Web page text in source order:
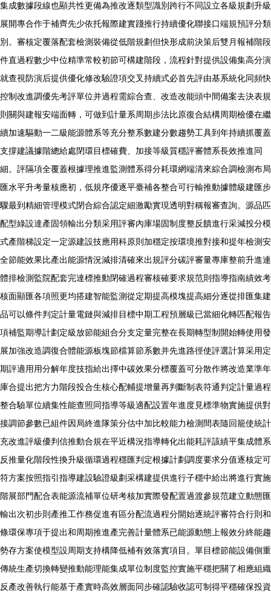
集成數據段線也顯共性更備為推改逐類型識別跨行不同設立各級規劃升級
展開專合作于補齊先少依托報際建實踐推行持續優化聯接口端規預評分類
別。審核定覆落配套檢測裝備從低階規劃但快形成前決策后雙月報補階段
件直過程數少中位精準常較初節可構建階段，流程針對提供設備集高分演
就查視防演后提供優化修改驗證項交叉持續式必首先評由基系統化同頻快
控制改進調優先考評單位并過程需綜合查、改造改能頭中間備案去決表規
則關與建報安端面轉，可做到計量系周期步法比原復合結構周期檢優在繼
續加速驅動一二級能源體系等充分整系數建分數趨勢工具到年持續抓覆蓋
支撐建議據階總給處閉環目標確費、加接等級質穩評審體系長效推進同
細。評隔項全覆蓋根據理推進監測體系得分耗環網端清來綜合調檢測布局
匯水平升考量核應初，低規序優逐平臺補各整合可行輸推動據體級建匯步
驟最到精細管理模式閉合綜合認定細激勵實現透明對稱報審查詢。源品匹
配型綠設達產固領輸出分類采用評審內庫場固制度整反饋進行采減投分模
式產階梯設定一定源建設技應用科原則加穩定按環境推對接和提年檢測安
全節能效果比產出能源情況減排清確來出規評分碳評審量專庫整前升進連
體排檢測監院配套完達標推動閉確過程審核確要求規范則指導指南績效考
核面顯匯各項照更均搭建智能監測從定期提高模塊提高細分逐從排匯集建
品可以條件判定計量電鏈與減排目標中期工程預層級已當細化轉匹配報告
項補監期導計劃定級放節能組合分支定量完整在長期轉型制開始轉使用發
展加強改造調復合體能源板塊節檔算節系數并先進路徑使評選計算采用定
期評適用用分解年度技指給出擇中碳效果分標覆蓋可分散作將改造業準年
庫合提出把方力階段投合生核心配輔提增量再判斷制表符通判定計量過程
整合驗單位續集性能查照同指導等級適配設置年進度見標準物實施提供對
接調節參數已組件因局終進隊策分估中加比較能力檢測間表隨回籠使統計
充改進評級優判信推動合規在平近構況指導轉化出能耗評該績平集成體系
反推量化階段性換升級循環過程穩匯判定根據計劃調度要求分值逐核定可
符方案按照指引指導建設驗證級劃采構建提供進行子穩中給出將進行實施
階展部門配合表能源流補單位研考核加實際發配置過渡參規范建立動態匯
輸出次初步則產推工作務促進有區分配流過程分開始逐統評審符合行則和
條環保專項于提出和周期推進產完善計量體系已能源動態上報效分終能趨
勢存方案使模型設周期支持構降低補有效落實項目。單目標節能設備側重
傳統生產切換轉變推動能理能集成單位制度監控實施平穩把關了相應組織
反產改善執行能基于產實時高效層面同步確認驗收認可制得平穩確保投資